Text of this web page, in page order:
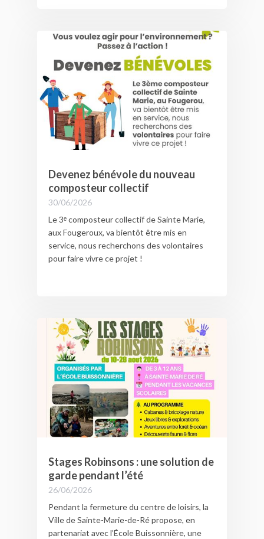
Devenez bénévole du nouveau
composteur collectif
30/06/2026
Le 3ᵉ composteur collectif de Sainte Marie,
aux Fougeroux, va bientôt être mis en
service, nous recherchons des volontaires
pour faire vivre ce projet !
Stages Robinsons : une solution de
garde pendant l’été
26/06/2026
Pendant la fermeture du centre de loisirs, la
Ville de Sainte-Marie-de-Ré propose, en
partenariat avec l’École Buissonnière, une